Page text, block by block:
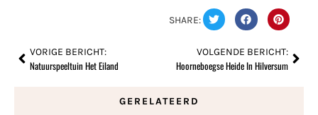
SHARE:
VORIGE BERICHT:
Natuurspeeltuin Het Eiland
VOLGENDE BERICHT:
Hoorneboegse Heide In Hilversum
GERELATEERD